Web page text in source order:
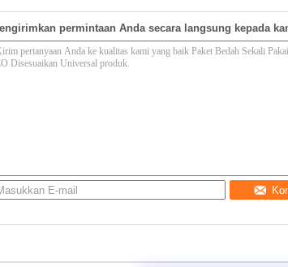
permintaan Anda secara langsung kepada